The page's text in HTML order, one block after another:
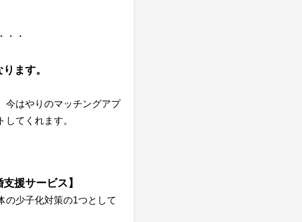
・・
ます。
今はやりのマッチングアプ
てくれます。
援サービス】
の少子化対策の1つとして